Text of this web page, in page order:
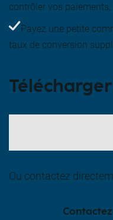
contrôler vos paiements,
Payez une petite
taux de conversion
Ou contactez